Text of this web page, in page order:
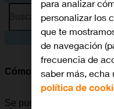
Busca por problema o
Cómo seleccionar una
Se puede configurar la
para analizar
personalizar los
que te
de navegación
frecuencia de
saber más, echa
política de